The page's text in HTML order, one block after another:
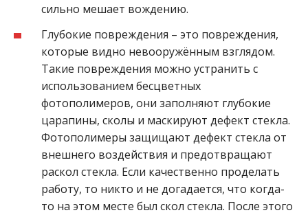
сильно мешает вождению.
Глубокие повреждения – это повреждения,
которые видно невооружённым взглядом.
Такие повреждения можно устранить с
использованием бесцветных
фотополимеров, они заполняют глубокие
царапины, сколы и маскируют дефект стекла.
Фотополимеры защищают дефект стекла от
внешнего воздействия и предотвращают
раскол стекла. Если качественно проделать
работу, то никто и не догадается, что когда-
то на этом месте был скол стекла. После этого